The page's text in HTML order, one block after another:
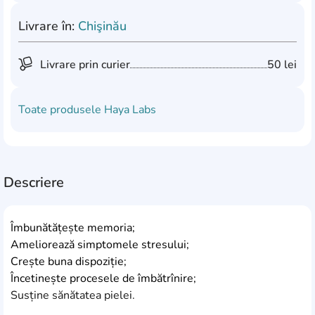
Livrare în: Chişinău
Livrare prin curier 50 lei
Toate produsele Haya Labs
Descriere
Îmbunătățește memoria;
Ameliorează simptomele stresului;
Crește buna dispoziție;
Încetinește procesele de îmbătrînire;
Susține sănătatea pielei.